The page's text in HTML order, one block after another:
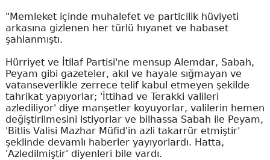
"Memleket içinde muhalefet ve particilik hüviyeti
arkasına gizlenen her türlü hıyanet ve habaset
şahlanmıştı.
Hürriyet ve İtilaf Partisi'ne mensup Alemdar, Sabah,
Peyam gibi gazeteler, akıl ve hayale sığmayan ve
vatanseverlikle zerrece telif kabul etmeyen şekilde
tahrikat yapıyorlar; 'İttihad ve Terakki valileri
azlediliyor' diye manşetler koyuyorlar, valilerin hemen
değiştirilmesini istiyorlar ve bilhassa Sabah ile Peyam,
'Bitlis Valisi Mazhar Müfid'in azli takarrür etmiştir'
şeklinde devamlı haberler yayıyorlardı. Hatta,
'Azledilmiştir' diyenleri bile vardı.